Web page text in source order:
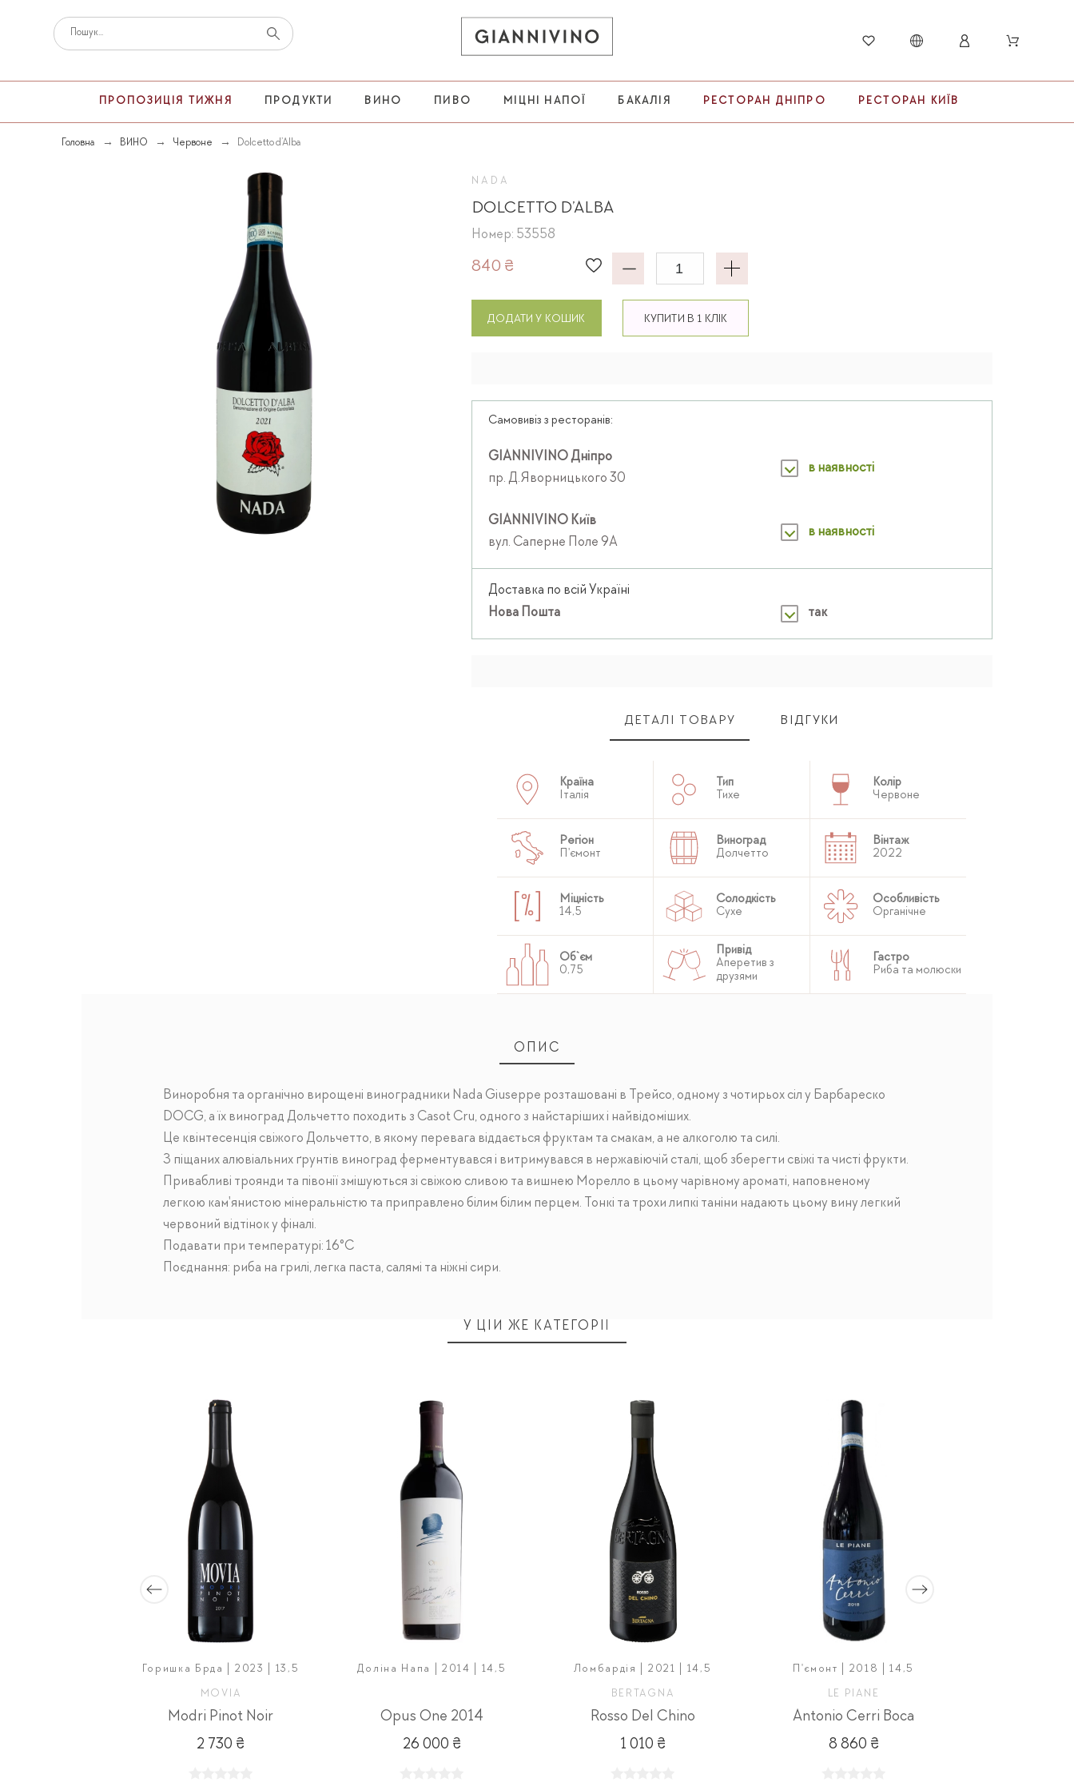
ПРОПОЗИЦІЯ ТИЖНЯ ПРОДУКТИ ВИНО ПИВО МІЦНІ НАПОЇ БАКАЛІЯ РЕСТОРАН ДНІПРО РЕСТОРАН КИЇВ
Головна ВИНО Червоне Dolcetto d’Alba
NADA
DOLCETTO D’ALBA
Номер: 53558
840 ₴
ДОДАТИ У КОШИК КУПИТИ В 1 КЛІК
Самовивіз з ресторанів:
GIANNIVINO Дніпро
пр. Д.Яворницького 30
в наявності
GIANNIVINO Київ
вул. Саперне Поле 9А
в наявності
Доставка по всій Україні
Нова Пошта
так
ДЕТАЛІ ТОВАРУ ВІДГУКИ
Країна
Італія
Тип
Тихе
Колір
Червоне
Регіон
П'ємонт
Виноград
Долчетто
Вінтаж
2022
Міцність
14,5
Солодкість
Сухе
Особливість
Органічне
Об`єм
0,75
Привід
Аперетив з
друзями
Гастро
Риба та молюски
ОПИС
Виноробня та органічно вирощені виноградники Nada Giuseppe розташовані в Трейсо, одному з чотирьох сіл у Барбареско
DOCG, а їх виноград Дольчетто походить з Casot Cru, одного з найстаріших і найвідоміших.
Це квінтесенція свіжого Дольчетто, в якому перевага віддається фруктам та смакам, а не алкоголю та силі.
З піщаних алювіальних ґрунтів виноград ферментувався і витримувався в нержавіючій сталі, щоб зберегти свіжі та чисті фрукти.
Привабливі троянди та півонії змішуються зі свіжою сливою та вишнею Морелло в цьому чарівному ароматі, наповненому
легкою кам'янистою мінеральністю та приправлено білим білим перцем. Тонкі та трохи липкі таніни надають цьому вину легкий
червоний відтінок у фіналі.
Подавати при температурі: 16°C
Поєднання: риба на грилі, легка паста, салямі та ніжні сири.
У ЦІЙ ЖЕ КАТЕГОРІЇ
Горишка Брда | 2023 | 13,5
MOVIA
Modri Pinot Noir
2 730 ₴
Доліна Напа | 2014 | 14,5
Opus One 2014
26 000 ₴
Ломбардія | 2021 | 14,5
BERTAGNA
Rosso Del Chino
1 010 ₴
П'ємонт | 2018 | 14,5
LE PIANE
Antonio Cerri Boca
8 860 ₴